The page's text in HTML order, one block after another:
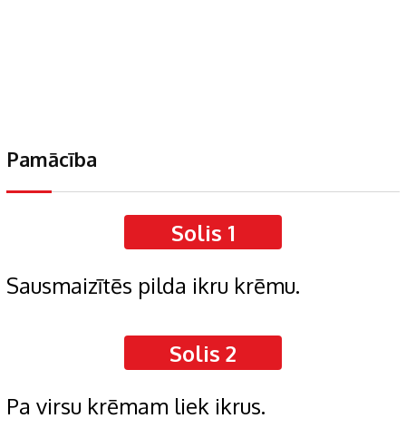
Pamācība
Solis 1
Sausmaizītēs pilda ikru krēmu.
Solis 2
Pa virsu krēmam liek ikrus.